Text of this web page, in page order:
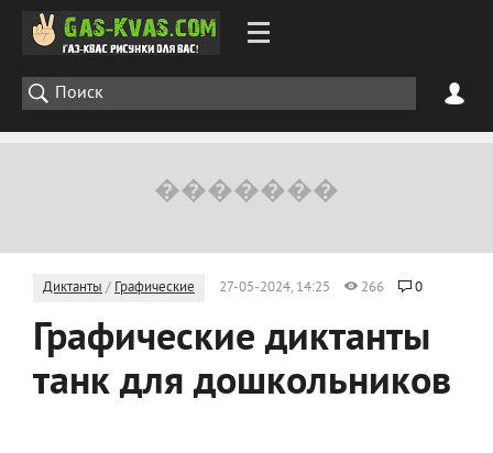
Диктанты / Графические 27-05-2024, 14:25 266 0
Графические диктанты
танк для дошкольников